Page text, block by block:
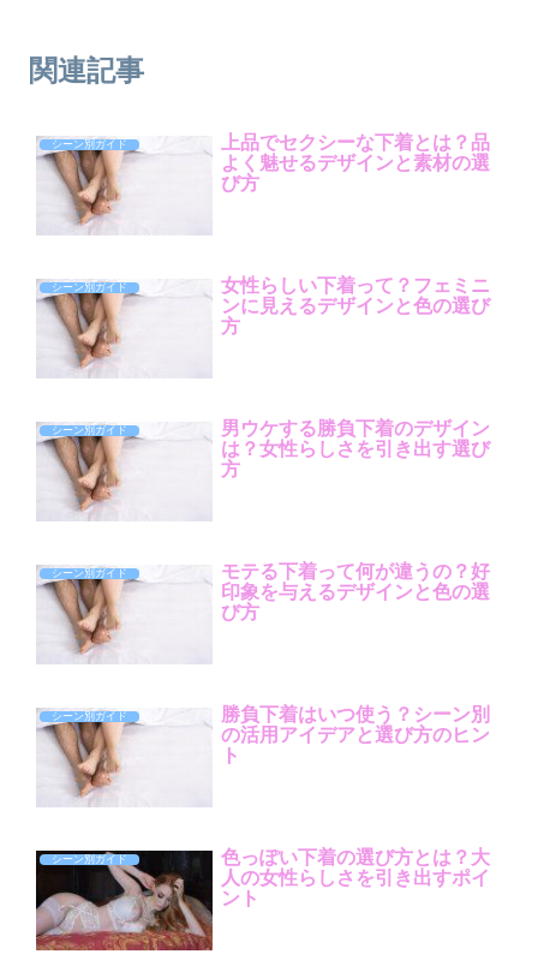
関連記事
シーン別ガイド
上品でセクシーな下着とは？品
よく魅せるデザインと素材の選
び方
シーン別ガイド
女性らしい下着って？フェミニ
ンに見えるデザインと色の選び
方
シーン別ガイド
男ウケする勝負下着のデザイン
は？女性らしさを引き出す選び
方
シーン別ガイド
モテる下着って何が違うの？好
印象を与えるデザインと色の選
び方
シーン別ガイド
勝負下着はいつ使う？シーン別
の活用アイデアと選び方のヒン
ト
シーン別ガイド
色っぽい下着の選び方とは？大
人の女性らしさを引き出すポイ
ント